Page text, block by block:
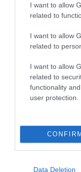
I want to allow
related to
I want to allow
related to
I want to allow
related to
functionality
user protection.
CONFIRM
Data Deletion
«Επιχείρηση
Αθήνα:
αντικείμενα